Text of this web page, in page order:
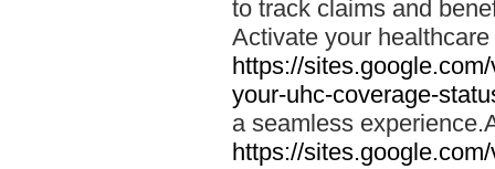
to track claims and
Activate your
https://
your-uhc-coverage-
a seamless
https://